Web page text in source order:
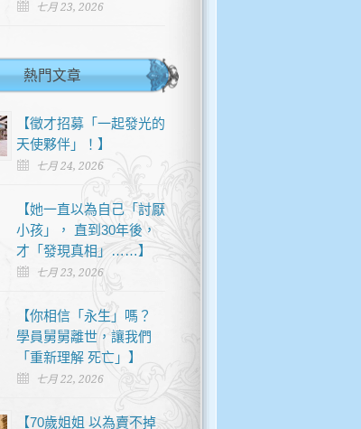
七月 23, 2026
熱門文章
【徵才招募「一起發光的
天使夥伴」！】
七月 24, 2026
【她一直以為自己「討厭
小孩」， 直到30年後，
才「發現真相」……】
七月 23, 2026
【你相信「永生」嗎？
學員舅舅離世，讓我們
「重新理解 死亡」】
七月 22, 2026
【70歲姐姐 以為賣不掉